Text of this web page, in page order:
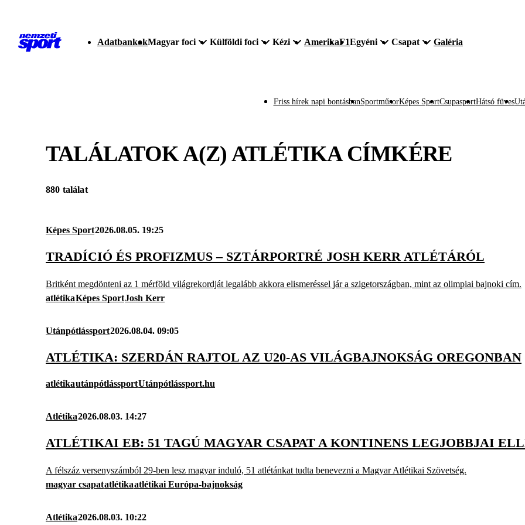
AdatbankokMagyar foci Külföldi foci Kézi AmerikaF1Egyéni Csapat Galéria
Friss hírek napi bontásbanSportműsorKépes SportCsupasportHátsó füves
TALÁLATOK A(Z) ATLÉTIKACÍMKÉRE
880 találat
Képes Sport2026.08.05. 19:25
TRADÍCIÓ ÉS PROFIZMUS – SZTÁRPORTRÉ JOSH KERR ATLÉTÁRÓL
Britként megdönteni az 1 mérföld világrekordját legalább akkora elismeréssel jár a szigetországban, mint az olimpiai bajnoki cím.
atlétikaKépes SportJosh Kerr
Utánpótlássport2026.08.04. 09:05
ATLÉTIKA: SZERDÁN RAJTOL AZ U20-AS VILÁGBAJNOKSÁG OREGONBAN
atlétikautánpótlássportUtánpótlássport.hu
Atlétika2026.08.03. 14:27
ATLÉTIKAI EB: 51 TAGÚ MAGYAR CSAPAT A KONTINENS LEGJOBBJAI
A félszáz versenyszámból 29-ben lesz magyar induló, 51 atlétánkat tudta benevezni a Magyar Atlétikai Szövetség.
magyar csapatatlétikaatlétikai Európa-bajnokság
Atlétika2026.08.03. 10:22